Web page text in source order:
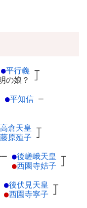
●平行義 ┬
の娘？ ┘
●平知信 ─
高倉天皇 ┬
藤原殖子 ┘
─ ●後嵯峨天皇 ┬
●西園寺姞子 ┘
●後伏見天皇 ┬
●西園寺寧子 ┘